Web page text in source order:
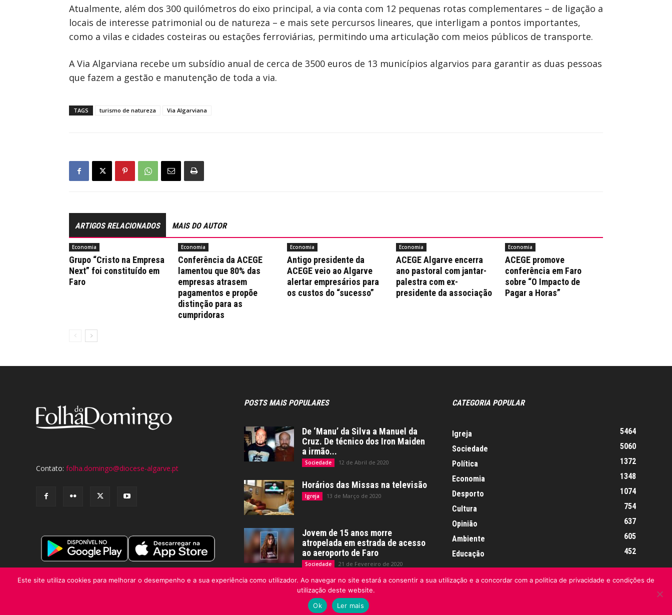
Atualmente, além dos 300 quilómetros do eixo principal, a via conta com 12 pequenas rotas complementares – de ligação a
locais de interesse patrimonial ou de natureza – e mais sete percursos lineares, que interligam a pontos importantes,
como a vilas e cidades costeiras ou estações ferroviárias, permitindo uma articulação com meios públicos de transporte.
A Via Algarviana recebe um subsídio anual de cerca de 3500 euros de 13 municípios algarvios para garantir as duas pessoas
que fazem a gestão e manutenção de toda a via.
TAGS turismo de natureza Via Algarviana
ARTIGOS RELACIONADOS MAIS DO AUTOR
Economia
Grupo “Cristo na Empresa
Next” foi constituído em
Faro
Economia
Conferência da ACEGE
lamentou que 80% das
empresas atrasem
pagamentos e propõe
distinção para as
cumpridoras
Economia
Antigo presidente da
ACEGE veio ao Algarve
alertar empresários para
os custos do “sucesso”
Economia
ACEGE Algarve encerra
ano pastoral com jantar-
palestra com ex-
presidente da associação
Economia
ACEGE promove
conferência em Faro
sobre “O Impacto de
Pagar a Horas”
Contato: folha.domingo@diocese-algarve.pt
POSTS MAIS POPULARES
De ‘Manu’ da Silva a Manuel da
Cruz. De técnico dos Iron Maiden
a irmão...
Sociedade 12 de Abril de 2020
Horários das Missas na televisão
Igreja 13 de Março de 2020
Jovem de 15 anos morre
atropelada em estrada de acesso
ao aeroporto de Faro
Sociedade 21 de Fevereiro de 2020
CATEGORIA POPULAR
Igreja
5464
Sociedade
5060
Política
1372
Economia
1348
Desporto
1074
Cultura
754
Opinião
637
Ambiente
605
Educação
452
Este site utiliza cookies para melhorar o desempenho e a sua experiência como utilizador. Ao navegar no site estará a consentir a sua utilização e a concordar com a politica de privacidade e condições de
utilização deste website.
Ok
Ler mais